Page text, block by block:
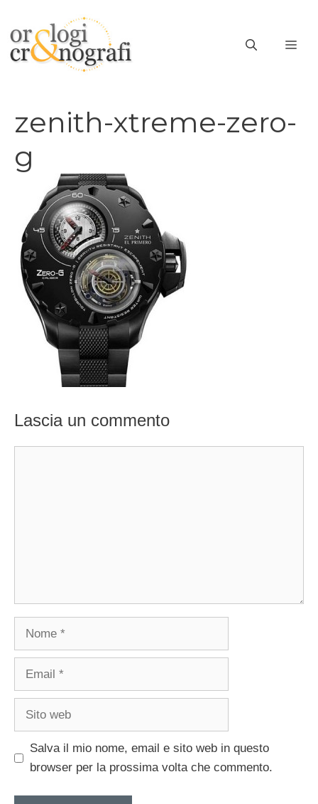
contenuto
zenith-xtreme-zero-
g
Lascia un commento
Nome
Email
Sito
Salva il mio nome, email e sito web in questo
browser per la prossima volta che commento.